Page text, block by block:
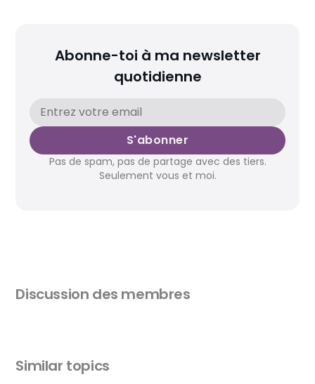
Abonne-toi à ma newsletter
quotidienne
S'abonner
Pas de spam, pas de partage avec des tiers.
Seulement vous et moi.
Discussion des membres
Similar topics